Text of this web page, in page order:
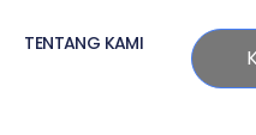
TENTANG KAMI